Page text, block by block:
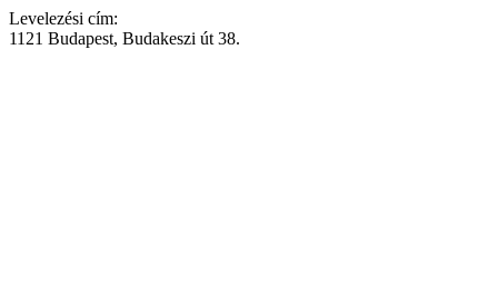
Levelezési cím:
1121 Budapest, Budakeszi út 38.